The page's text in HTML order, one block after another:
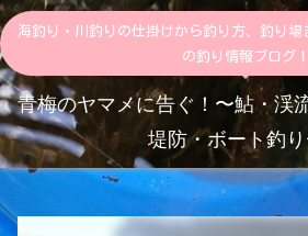
海釣り・川釣りの仕掛けから釣り方、釣り
の釣り情報ブログ！
青梅のヤマメに告ぐ！〜鮎・渓
堤防・ボート釣